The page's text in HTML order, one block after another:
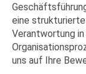
eine
Verantwortung
uns auf Ihre